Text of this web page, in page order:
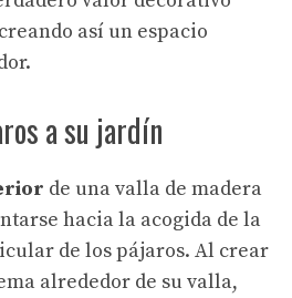
así un espacio
a su jardín
de una valla de madera
hacia la acogida de la
de los pájaros. Al crear
alrededor de su valla,